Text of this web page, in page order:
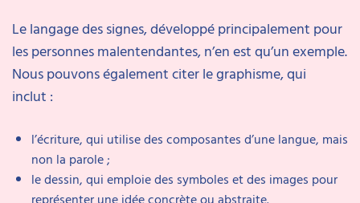
Le langage des signes, développé principalement pour
les personnes malentendantes, n’en est qu’un exemple.
Nous pouvons également citer le graphisme, qui
inclut :
l’écriture, qui utilise des composantes d’une langue, mais
non la parole ;
le dessin, qui emploie des symboles et des images pour
représenter une idée concrète ou abstraite.